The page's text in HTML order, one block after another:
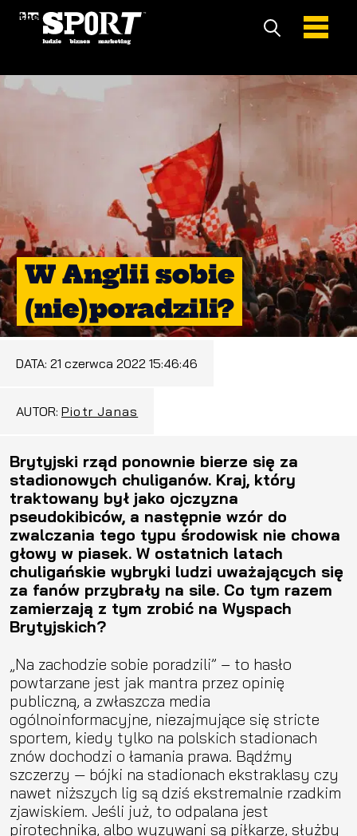
W Anglii sobie
(nie)poradzili?
DATA: 21 czerwca 2022 15:46:46
AUTOR: Piotr Janas
Brytyjski rząd ponownie bierze się za
stadionowych chuliganów. Kraj, który
traktowany był jako ojczyzna
pseudokibiców, a następnie wzór do
zwalczania tego typu środowisk nie chowa
głowy w piasek. W ostatnich latach
chuligańskie wybryki ludzi uważających się
za fanów przybrały na sile. Co tym razem
zamierzają z tym zrobić na Wyspach
Brytyjskich?
„Na zachodzie sobie poradzili” – to hasło
powtarzane jest jak mantra przez opinię
publiczną, a zwłaszcza media
ogólnoinformacyjne, niezajmujące się stricte
sportem, kiedy tylko na polskich stadionach
znów dochodzi o łamania prawa. Bądźmy
szczerzy — bójki na stadionach ekstraklasy czy
nawet niższych lig są dziś ekstremalnie rzadkim
zjawiskiem. Jeśli już, to odpalana jest
pirotechnika, albo wyzywani są piłkarze, służby